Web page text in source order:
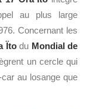
au plus large
Concernant les
Ïtodu Mondial de
un cercle qui
au losange que